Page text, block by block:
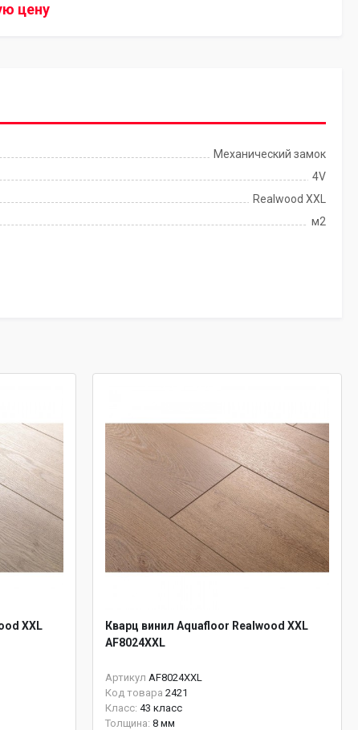
цену
Механический замок
4V
Realwood XXL
м2
XXL
Кварц винил Aquafloor Realwood XXL
AF8024XXL
Артикул AF8024XXL
Код товара 2421
Класс: 43 класс
Толщина: 8 мм